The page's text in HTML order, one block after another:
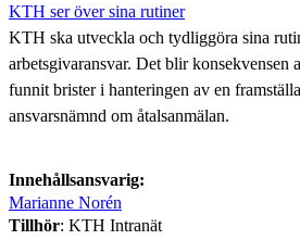
KTH ser över sina rutiner
KTH ska utveckla och tydliggöra sina
arbetsgivaransvar. Det blir konsekvensen
funnit brister i hanteringen av en
ansvarsnämnd om åtalsanmälan.
Innehållsansvarig:
Marianne Norén
Tillhör: KTH Intranät